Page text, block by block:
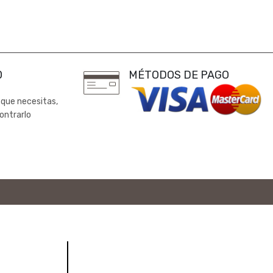
necesitas,
MÉTODOS DE PAGO